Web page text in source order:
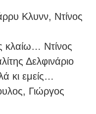
Κλυνν, Ντίνος
κλαίω… Ντίνος
Δελφινάριο
κι εμείς…
Γιώργος